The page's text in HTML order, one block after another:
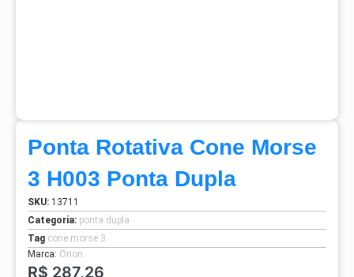
Ponta Rotativa Cone Morse
3 H003 Ponta Dupla
SKU: 13711
Categoria: ponta dupla
Tag cone morse 3
Marca: Orion
R$ 287,26